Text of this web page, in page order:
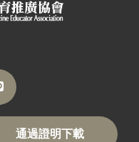
通過證明下載